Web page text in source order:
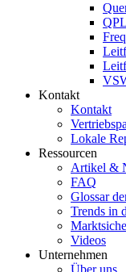
Kontakt
Kontakt
Lokale
Ressourcen
Artikel &
FAQ
Glossar
Trends in
Videos
Unternehmen
Über uns